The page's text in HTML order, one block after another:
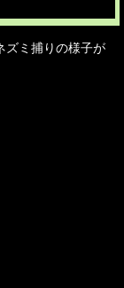
ズミ捕りの様子が